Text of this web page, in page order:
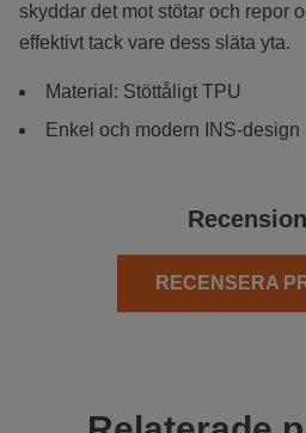
skyddar det mot stötar och repor
effektivt tack vare dess släta yta.
Material: Stöttåligt TPU
Enkel och modern INS-design
RECENSERA